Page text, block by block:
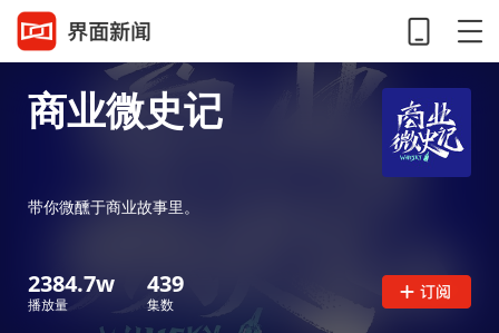
商业微史记
带你微醺于商业故事里。
2384.7w
播放量
439
集数